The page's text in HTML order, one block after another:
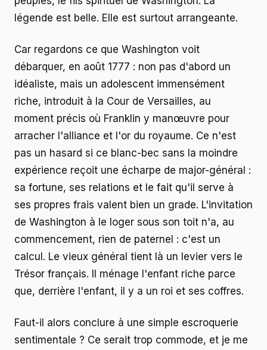
légende est belle. Elle est surtout arrangeante.
Car regardons ce que Washington voit
débarquer, en août 1777 : non pas d'abord un
idéaliste, mais un adolescent immensément
riche, introduit à la Cour de Versailles, au
moment précis où Franklin y manœuvre pour
arracher l'alliance et l'or du royaume. Ce n'est
pas un hasard si ce blanc-bec sans la moindre
expérience reçoit une écharpe de major-général :
sa fortune, ses relations et le fait qu'il serve à
ses propres frais valent bien un grade. L'invitation
de Washington à le loger sous son toit n'a, au
commencement, rien de paternel : c'est un
calcul. Le vieux général tient là un levier vers le
Trésor français. Il ménage l'enfant riche parce
que, derrière l'enfant, il y a un roi et ses coffres.
Faut-il alors conclure à une simple escroquerie
sentimentale ? Ce serait trop commode, et je me